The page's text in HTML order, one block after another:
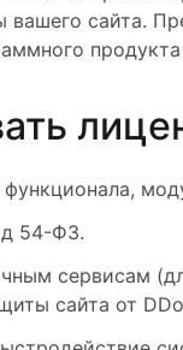
сайта.
54-ФЗ.
сервисам
сайта от